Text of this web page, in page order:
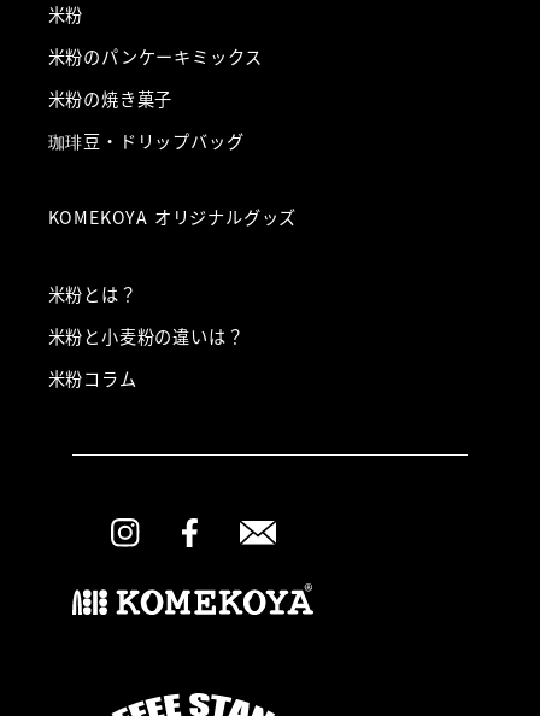
米粉
米粉のパンケーキミックス
米粉の焼き菓子
珈琲豆・ドリップバッグ
KOMEKOYA オリジナルグッズ
米粉とは？
米粉と小麦粉の違いは？
米粉コラム